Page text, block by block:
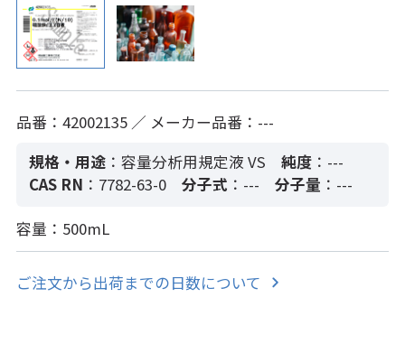
品番：42002135 ／ メーカー品番：---
規格・用途 ：容量分析用規定液 VS 純度：---
CAS RN ：7782-63-0 分子式 ：--- 分子量 ：---
容量：500mL
ご注文から出荷までの日数について